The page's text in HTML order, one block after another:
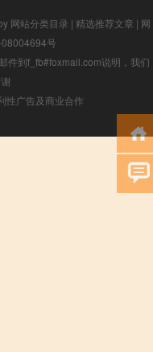
网站分类目录 | 精选推荐文章 | 网
号
件到f_fb#foxmail.com说明，我们
性广告及商业合作